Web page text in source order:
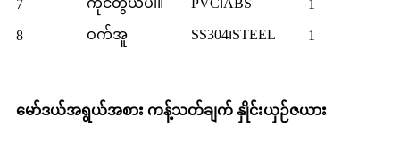
7 1
8 ဝက်အူ SS304၊STEEL 1
မော်ဒယ်အရွယ်အစား ကန့်သတ်ချက် နှိုင်းယှဉ်ဇယား